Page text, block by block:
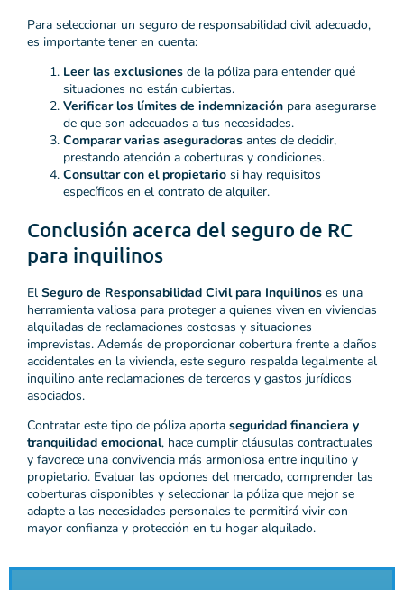
Para seleccionar un seguro de responsabilidad civil adecuado,
es importante tener en cuenta:
Leer las exclusiones de la póliza para entender qué
situaciones no están cubiertas.
Verificar los límites de indemnización para asegurarse
de que son adecuados a tus necesidades.
Comparar varias aseguradoras antes de decidir,
prestando atención a coberturas y condiciones.
Consultar con el propietario si hay requisitos
específicos en el contrato de alquiler.
Conclusión acerca del seguro de RC
para inquilinos
El Seguro de Responsabilidad Civil para Inquilinos es una
herramienta valiosa para proteger a quienes viven en viviendas
alquiladas de reclamaciones costosas y situaciones
imprevistas. Además de proporcionar cobertura frente a daños
accidentales en la vivienda, este seguro respalda legalmente al
inquilino ante reclamaciones de terceros y gastos jurídicos
asociados.
Contratar este tipo de póliza aporta seguridad financiera y
tranquilidad emocional, hace cumplir cláusulas contractuales
y favorece una convivencia más armoniosa entre inquilino y
propietario. Evaluar las opciones del mercado, comprender las
coberturas disponibles y seleccionar la póliza que mejor se
adapte a las necesidades personales te permitirá vivir con
mayor confianza y protección en tu hogar alquilado.